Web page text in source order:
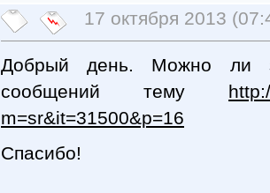
17 октября 2013
Добрый день. Можно ли
сообщений тему
m=sr&it=31500&p=16
Спасибо!